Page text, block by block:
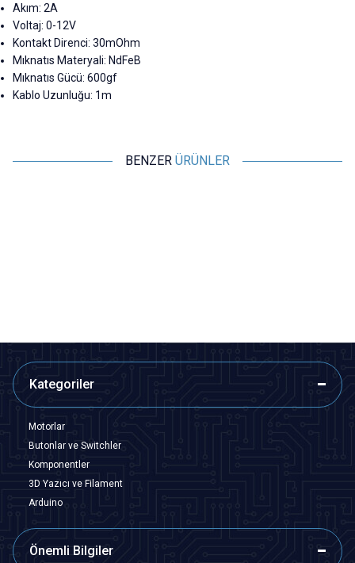
Akım: 2A
Voltaj: 0-12V
Kontakt Direnci: 30mOhm
Mıknatıs Materyali: NdFeB
Mıknatıs Gücü: 600gf
Kablo Uzunluğu: 1m
BENZER ÜRÜNLER
Kategoriler
Motorlar
Butonlar ve Switchler
Komponentler
3D Yazıcı ve Filament
Arduino
Önemli Bilgiler